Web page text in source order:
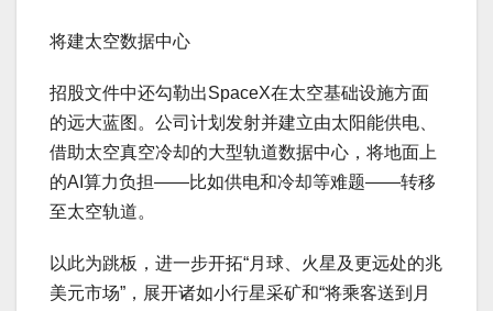
将建太空数据中心
招股文件中还勾勒出SpaceX在太空基础设施方面
的远大蓝图。公司计划发射并建立由太阳能供电、
借助太空真空冷却的大型轨道数据中心，将地面上
的AI算力负担——比如供电和冷却等难题——转移
至太空轨道。
以此为跳板，进一步开拓“月球、火星及更远处的兆
美元市场”，展开诸如小行星采矿和“将乘客送到月